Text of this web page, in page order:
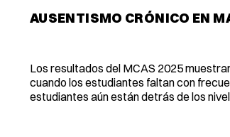
AUSENTISMO CRÓNICO EN
Los resultados del MCAS 2025
cuando los estudiantes faltan con
estudiantes aún están detrás de los